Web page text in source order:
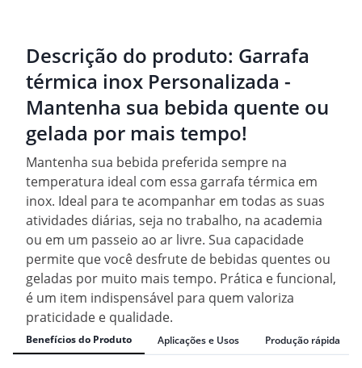
Descrição do produto: Garrafa
térmica inox Personalizada -
Mantenha sua bebida quente ou
gelada por mais tempo!
Mantenha sua bebida preferida sempre na
temperatura ideal com essa garrafa térmica em
inox. Ideal para te acompanhar em todas as suas
atividades diárias, seja no trabalho, na academia
ou em um passeio ao ar livre. Sua capacidade
permite que você desfrute de bebidas quentes ou
geladas por muito mais tempo. Prática e funcional,
é um item indispensável para quem valoriza
praticidade e qualidade.
Benefícios do Produto Aplicações e Usos Produção rápida